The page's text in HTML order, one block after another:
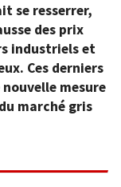
se resserrer,
des prix
industriels et
Ces derniers
mesure
marché gris